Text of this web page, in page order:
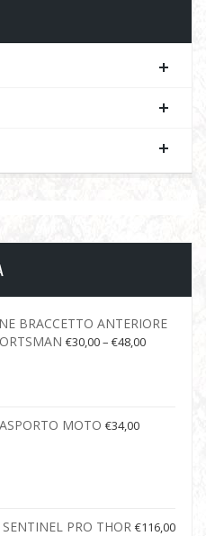
BRACCETTO ANTERIORE
€30,00– €48,00
MOTO €34,00
PRO THOR €116,00